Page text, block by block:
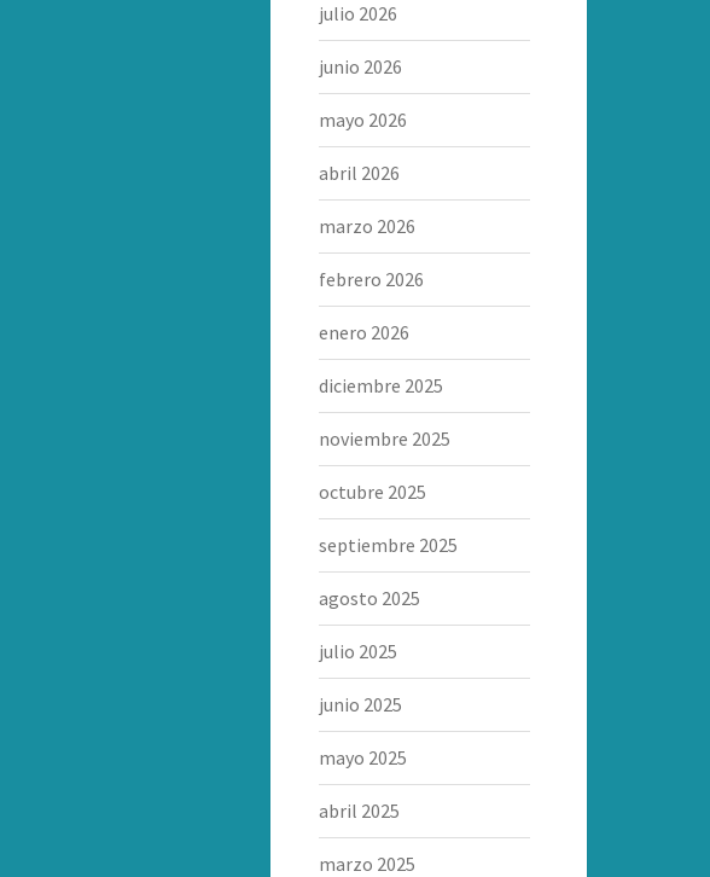
julio 2026
junio 2026
mayo 2026
abril 2026
marzo 2026
febrero 2026
enero 2026
diciembre 2025
noviembre 2025
octubre 2025
septiembre 2025
agosto 2025
julio 2025
junio 2025
mayo 2025
abril 2025
marzo 2025